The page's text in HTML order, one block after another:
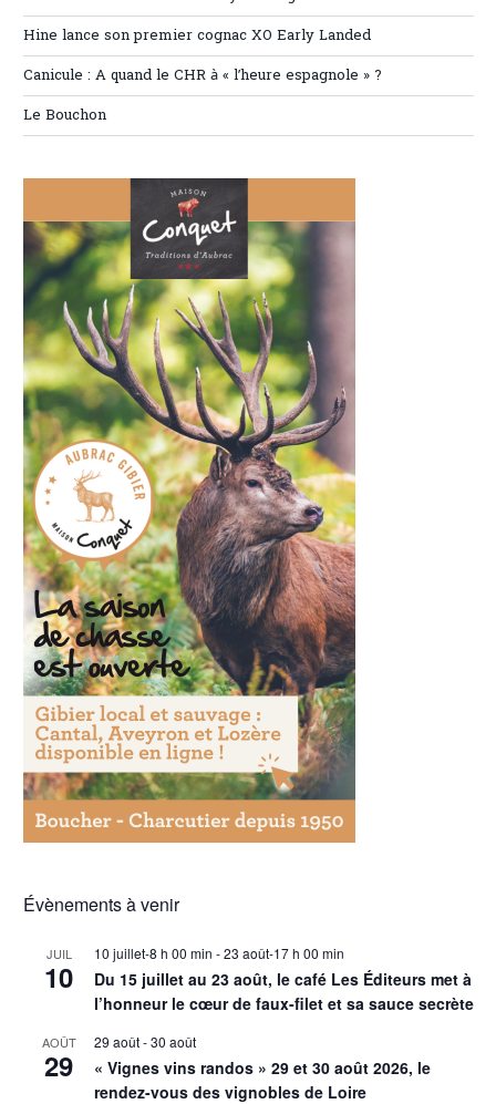
Hine lance son premier cognac XO Early Landed
Canicule : A quand le CHR à « l’heure espagnole » ?
Le Bouchon
Évènements à venir
JUIL
10
10 juillet-8 h 00 min -23 août-17 h 00 min
Du 15 juillet au 23 août, le café Les Éditeurs met à
l’honneur le cœur de faux-filet et sa sauce secrète
AOÛT
29
29 août-30 août
« Vignes vins randos » 29 et 30 août 2026, le
rendez-vous des vignobles de Loire